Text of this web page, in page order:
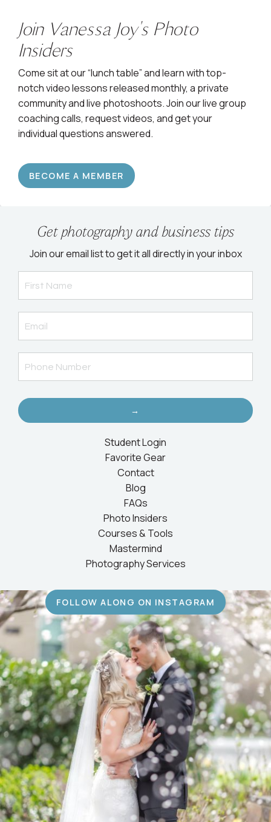
Join Vanessa Joy's Photo
Insiders
Come sit at our “lunch table” and learn with top-
notch video lessons released monthly, a private
community and live photoshoots. Join our live group
coaching calls, request videos, and get your
individual questions answered.
BECOME A MEMBER
Get photography and business tips
Join our email list to get it all directly in your inbox
→
Student Login
Favorite Gear
Contact
Blog
FAQs
Photo Insiders
Courses & Tools
Mastermind
Photography Services
FOLLOW ALONG ON INSTAGRAM